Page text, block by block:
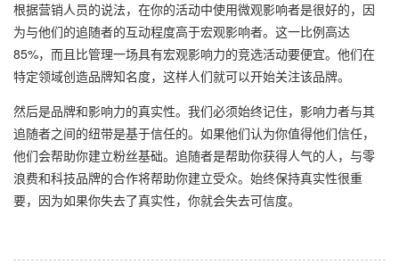
根据营销人员的说法，在你的活动中使用微观影响者是很好的，因
为与他们的追随者的互动程度高于宏观影响者。这一比例高达
85%，而且比管理一场具有宏观影响力的竞选活动要便宜。他们在
特定领域创造品牌知名度，这样人们就可以开始关注该品牌。
然后是品牌和影响力的真实性。我们必须始终记住，影响力者与其
追随者之间的纽带是基于信任的。如果他们认为你值得他们信任，
他们会帮助你建立粉丝基础。追随者是帮助你获得人气的人，与零
浪费和科技品牌的合作将帮助你建立受众。始终保持真实性很重
要，因为如果你失去了真实性，你就会失去可信度。